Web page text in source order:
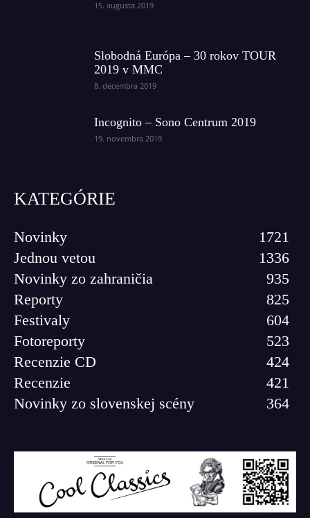
15. augusta 2019
Slobodná Európa – 30 rokov TOUR
2019 v MMC
8. decembra 2019
Incognito – Sono Centrum 2019
19. novembra 2019
KATEGÓRIE
Novinky
1721
Jednou vetou
1336
Novinky zo zahraničia
935
Reporty
825
Festivaly
604
Fotoreporty
523
Recenzie CD
424
Recenzie
421
Novinky zo slovenskej scény
364